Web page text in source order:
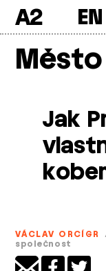
A2
Jak
VÁCLAV ORCÍGR
společnost